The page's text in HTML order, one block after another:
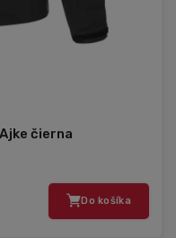
čierna
Do košíka